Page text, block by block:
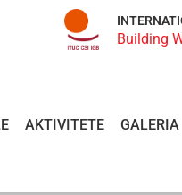
Building
AKTIVITETE GALERIA